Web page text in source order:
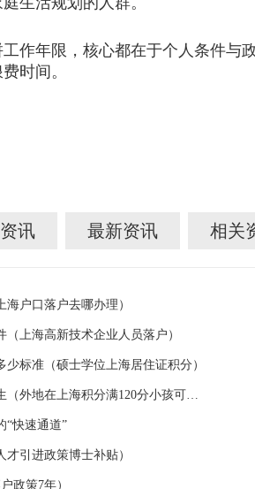
作年限，核心都在于个人条件与
时间。
讯 最新资讯 相关
户口落户去哪办理）
上海高新技术企业人员落户）
标准（硕士学位上海居住证积分）
落户上海：一分绊倒多少外地生（外地在上海积分满120分小孩可以考上海大学吗）
“快速通道”
引进政策博士补贴）
政策7年）